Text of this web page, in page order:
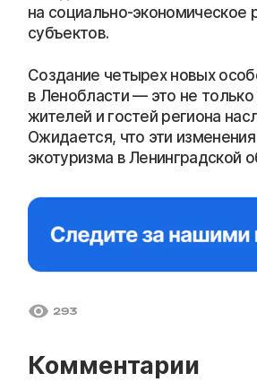
на социально-экономическое
субъектов.
Создание четырех новых
в Ленобласти — это не
жителей и гостей региона
Ожидается, что эти
экотуризма в Ленинградской
293
Комментарии